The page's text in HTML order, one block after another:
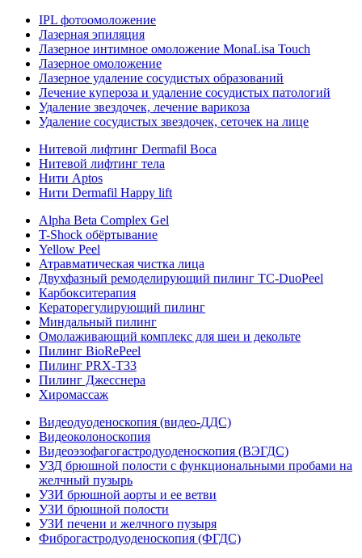
IPL фотоомоложение
Лазерная эпиляция
Лазерное интимное омоложение MonaLisa Touch
Лазерное омоложение
Лазерное удаление сосудистых образований
Лечение купероза и удаление сосудистых патологий
Удаление звездочек, лечение варикоза
Удаление сосудистых звездочек, сеточек на лице
Нитевой лифтинг Dermafil Boca
Нитевой лифтинг тела
Нити Aptos
Нити Dermafil Happy lift
Alpha Beta Complex Gel
T-Shock обёртывание
Yellow Peel
Атравматическая чистка лица
Двухфазный ремоделирующий пилинг TC-DuoPeel
Карбокситерапия
Кераторегулирующий пилинг
Миндальный пилинг
Омолаживающий комплекс для шеи и декольте
Пилинг BioRePeel
Пилинг PRX-T33
Пилинг Джесснера
Хиромассаж
Видеодуоденоскопия (видео-ДДС)
Видеоколоноскопия
Видеоэзофагогастродуоденоскопия (ВЭГДС)
УЗД брюшной полости с функциональными пробами на
желчный пузырь
УЗИ брюшной аорты и ее ветви
УЗИ брюшной полости
УЗИ печени и желчного пузыря
Фиброгастродуоденоскопия (ФГДС)